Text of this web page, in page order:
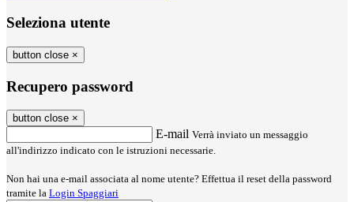
Seleziona utente
button close ×
Recupero password
button close ×
E-mail Verrà inviato un messaggio
all'indirizzo indicato con le istruzioni necessarie.
Non hai una e-mail associata al nome utente? Effettua il reset della password
tramite la Login Spaggiari